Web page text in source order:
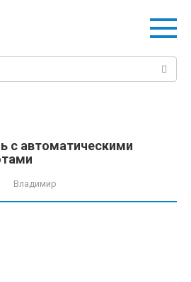
с автоматическими
Владимир